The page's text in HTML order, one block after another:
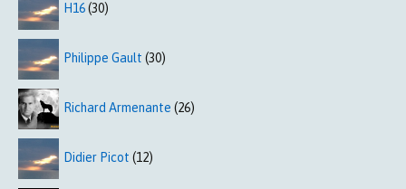
H16(30)
Philippe Gault (30)
Richard Armenante (26)
Didier Picot (12)